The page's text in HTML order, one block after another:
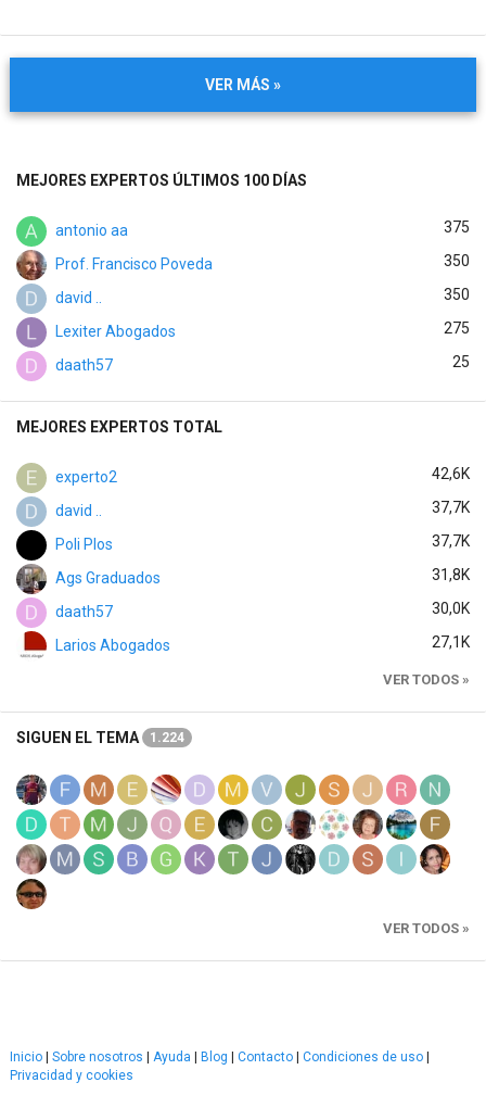
VER MÁS »
MEJORES EXPERTOS ÚLTIMOS 100 DÍAS
antonio aa 375
Prof. Francisco Poveda 350
david .. 350
Lexiter Abogados 275
daath57 25
MEJORES EXPERTOS TOTAL
experto2 42,6K
david .. 37,7K
Poli Plos 37,7K
Ags Graduados 31,8K
daath57 30,0K
Larios Abogados 27,1K
VER TODOS »
SIGUEN EL TEMA 1.224
VER TODOS »
Inicio Sobre nosotros Ayuda Blog Contacto Condiciones de uso
Privacidad y cookies